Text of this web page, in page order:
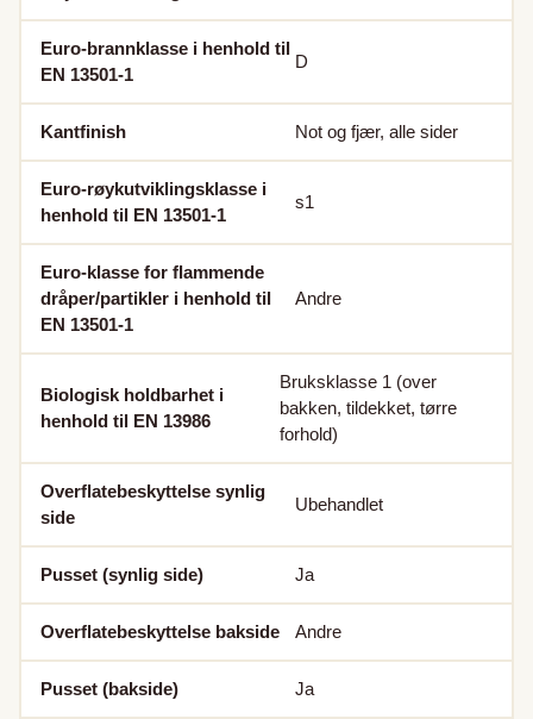
Euro-brannklasse i henhold til
EN 13501-1
D
Kantfinish Not og fjær, alle sider
Euro-røykutviklingsklasse i
henhold til EN 13501-1
s1
Euro-klasse for flammende
dråper/partikler i henhold til
EN 13501-1
Andre
Biologisk holdbarhet i
henhold til EN 13986
Bruksklasse 1 (over
bakken, tildekket, tørre
forhold)
Overflatebeskyttelse synlig
side
Ubehandlet
Pusset (synlig side) Ja
Overflatebeskyttelse bakside Andre
Pusset (bakside) Ja